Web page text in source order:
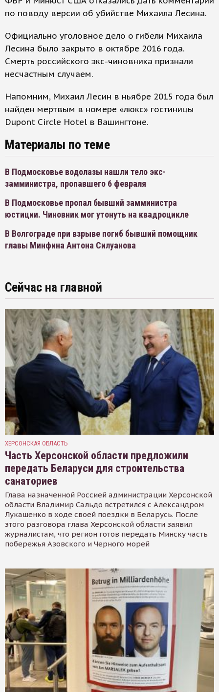
по поводу версии об убийстве Михаила Лесина.
Официально уголовное дело о гибели Михаила
Лесина было закрыто в октябре 2016 года.
Смерть российского экс-чиновника признали
несчастным случаем.
Напомним, Михаил Лесин в ньябре 2015 года был
найден мертвым в номере «люкс» гостиницы
Dupont Circle Hotel в Вашингтоне.
Материалы по теме
В Подмосковье водолазы нашли тело экс-
замминистра, пропавшего 6 февраля
В Подмосковье пропал бывший замминистра
юстиции. Чиновник мог утонуть на квадроцикле
В Волгограде при взрыве погиб бывший помощник
главы Минфина Антона Силуанова
Сейчас на главной
ХЕРСОНСКАЯ ОБЛАСТЬ
Часть Херсонской области предложили
передать Беларуси для строительства
санаториев
Глава назначенной Россией администрации Херсонской
области Владимир Сальдо встретился с Александром
Лукашенко в ходе своей поездки в Беларусь. После
этого разговора глава Херсонской области заявил
журналистам, что регион готов передать Минску часть
побережья Азовского и Черного морей